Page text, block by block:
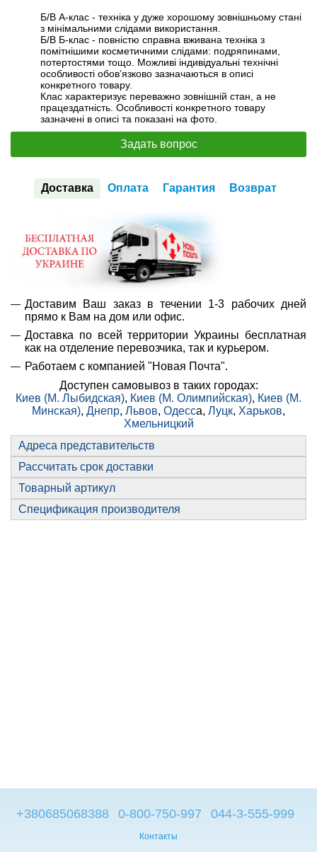
Б/В А-клас - техніка у дуже хорошому зовнішньому стані
з мінімальними слідами використання.
Б/В Б-клас - повністю справна вживана техніка з
помітнішими косметичними слідами: подряпинами,
потертостями тощо. Можливі індивідуальні технічні
особливості обов’язково зазначаються в описі
конкретного товару.
Клас характеризує переважно зовнішній стан, а не
працездатність. Особливості конкретного товару
зазначені в описі та показані на фото.
Задать вопрос
Доставка Оплата Гарантия Возврат
Доставим Ваш заказ в течении 1-3 рабочих дней
прямо к Вам на дом или офис.
Доставка по всей территории Украины бесплатная
как на отделение перевозчика, так и курьером.
Работаем с компанией "Новая Почта".
Доступен самовывоз в таких городах:
Киев (М. Лыбидская), Киев (М. Олимпийская), Киев (М.
Минская), Днепр, Львов, Одесса, Луцк, Харьков,
Хмельницкий
Адреса представительств
Рассчитать срок доставки
Товарный артикул
Спецификация производителя
+380685068388 0-800-750-997 044-3-555-999
Контакты